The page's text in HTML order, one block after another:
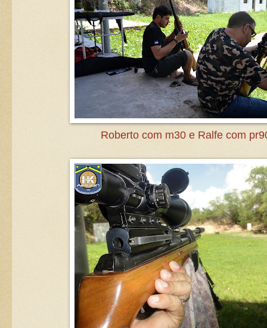
Roberto com m30 e Ralfe com